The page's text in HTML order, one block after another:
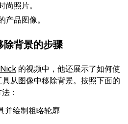
尚照片。
产品图像。
除背景的步骤
的视频中，他还展示了如何使
从图像中移除背景。按照下面的
：
并绘制粗略轮廓